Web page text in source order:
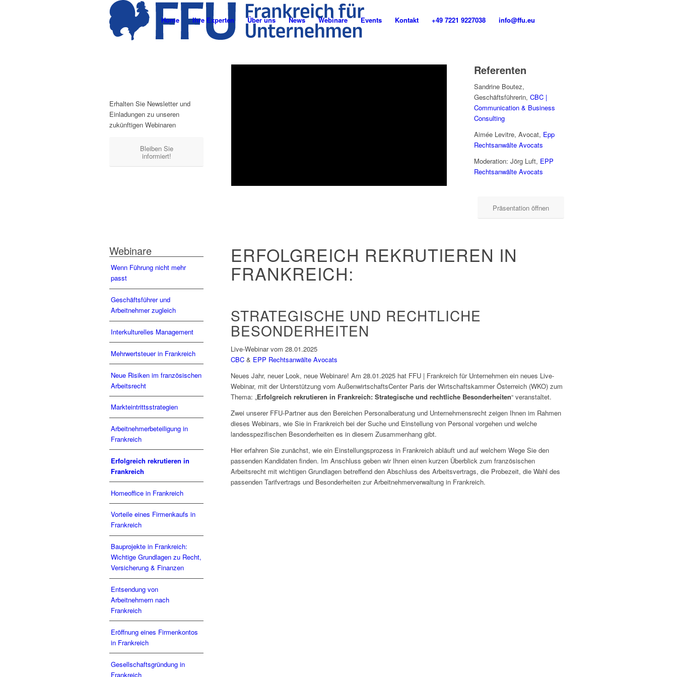
Home Ihre Experten Über uns News Webinare Events Kontakt +49 7221 9227038 info@ffu.eu
Erhalten Sie Newsletter und
Einladungen zu unseren
zukünftigen Webinaren
Bleiben Sie
informiert!
Referenten
Sandrine Boutez,
Geschäftsführerin, CBC |
Communication & Business
Consulting
Aimée Levitre, Avocat, Epp
Rechtsanwälte Avocats
Moderation: Jörg Luft, EPP
Rechtsanwälte Avocats
Präsentation öffnen
Webinare
Wenn Führung nicht mehr
passt
Geschäftsführer und
Arbeitnehmer zugleich
Interkulturelles Management
Mehrwertsteuer in Frankreich
Neue Risiken im französischen
Arbeitsrecht
Markteintrittsstrategien
Arbeitnehmerbeteiligung in
Frankreich
Erfolgreich rekrutieren in
Frankreich
Homeoffice in Frankreich
Vorteile eines Firmenkaufs in
Frankreich
Bauprojekte in Frankreich:
Wichtige Grundlagen zu Recht,
Versicherung & Finanzen
Entsendung von
Arbeitnehmern nach
Frankreich
Eröffnung eines Firmenkontos
in Frankreich
Gesellschaftsgründung in
Frankreich
ERFOLGREICH REKRUTIEREN IN
FRANKREICH:
STRATEGISCHE UND RECHTLICHE
BESONDERHEITEN
Live-Webinar vom 28.01.2025
CBC & EPP Rechtsanwälte Avocats
Neues Jahr, neuer Look, neue Webinare! Am 28.01.2025 hat FFU | Frankreich für Unternehmen ein neues Live-
Webinar, mit der Unterstützung vom AußenwirtschaftsCenter Paris der Wirtschaftskammer Österreich (WKO) zum
Thema: „Erfolgreich rekrutieren in Frankreich: Strategische und rechtliche Besonderheiten“ veranstaltet.
Zwei unserer FFU-Partner aus den Bereichen Personalberatung und Unternehmensrecht zeigen Ihnen im Rahmen
dieses Webinars, wie Sie in Frankreich bei der Suche und Einstellung von Personal vorgehen und welche
landesspezifischen Besonderheiten es in diesem Zusammenhang gibt.
Hier erfahren Sie zunächst, wie ein Einstellungsprozess in Frankreich abläuft und auf welchem Wege Sie den
passenden Kandidaten finden. Im Anschluss geben wir Ihnen einen kurzen Überblick zum französischen
Arbeitsrecht mit wichtigen Grundlagen betreffend den Abschluss des Arbeitsvertrags, die Probezeit, die Wahl des
passenden Tarifvertrags und Besonderheiten zur Arbeitnehmerverwaltung in Frankreich.